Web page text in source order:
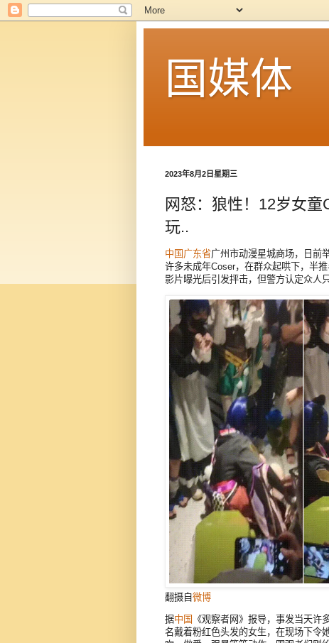
国媒体
2023年8月2日星期三
网怒：狼性！12岁女童
玩..
中国 广东省广州市动漫星城商场，日前
许多未成年Coser，在群众起哄下，半
影片曝光后引发抨击，但警方认定众人
翻摄自微博
据中国 《观察者网》报导，事发当天
名戴着粉红色头发的女生，在现场下令